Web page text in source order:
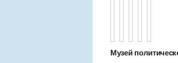
Музей